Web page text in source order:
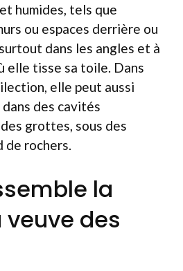
humides, tels que
ou espaces derrière ou
dans les angles et à
elle tisse sa toile. Dans
elle peut aussi
des cavités
grottes, sous des
de rochers.
la
des